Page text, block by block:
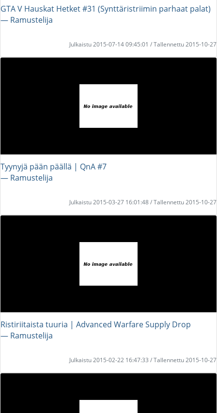
GTA V Hauskat Hetket #31 (Synttäristriimin parhaat palat)
― Ramustelija
Julkaistu 2015-07-14 09:45:01 / Tallennettu 2015-10-27
Tyynyjä pään päällä | QnA #7
― Ramustelija
Julkaistu 2015-03-27 16:01:48 / Tallennettu 2015-10-27
Ristiriitaista tuuria | Advanced Warfare Supply Drop
― Ramustelija
Julkaistu 2015-02-22 16:47:33 / Tallennettu 2015-10-27